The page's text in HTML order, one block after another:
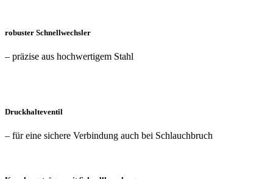
robuster Schnell­wechsler
– präzise aus hoch­wertigem Stahl
Druckhalte­ventil
– für eine sichere Verbindung auch bei Schlauch­bruch